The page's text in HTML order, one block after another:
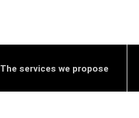
The services we propose